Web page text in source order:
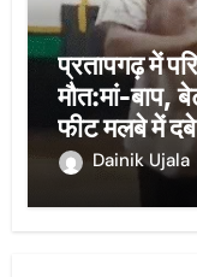
प्रतापगढ़ में
मौत:मां-बाप,
फीट मलबे में
Dainik Ujala